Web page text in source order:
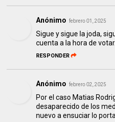
Anónimo febrero 01, 2025
Sigue y sigue la joda,
cuenta a la hora de votar.
RESPONDER
Anónimo febrero 02, 2025
Por el caso Matias
desaparecido de los
nuevo a ensuciar lo